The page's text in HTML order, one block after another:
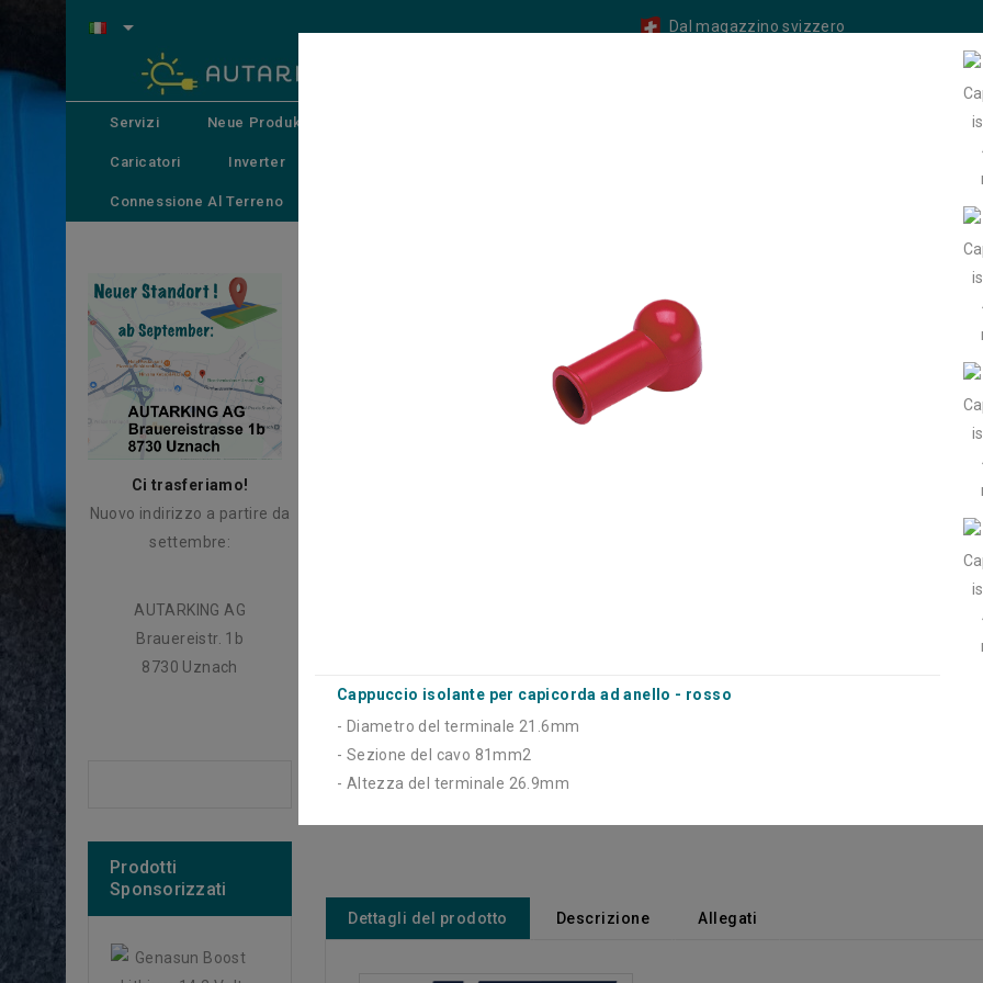
Dal magazzino svizzero

Servizi Neue Produkte
Caricatori Inverter
Connessione Al Terreno
Ci trasferiamo!
Nuovo indirizzo a partire da
settembre:
AUTARKING AG
Brauereistr. 1b
8730 Uznach
Prodotti
Sponsorizzati
VTE - Cappuccio
VTE - Cappuccio isolante 470 -
Cappuccio isolante per capicorda ad anello -
Dettagli del prodotto Descrizione Allegati
Cappuccio isolante per capicorda ad anello - rosso
- Diametro del terminale 21.6mm
- Sezione del cavo 81mm2
- Altezza del terminale 26.9mm